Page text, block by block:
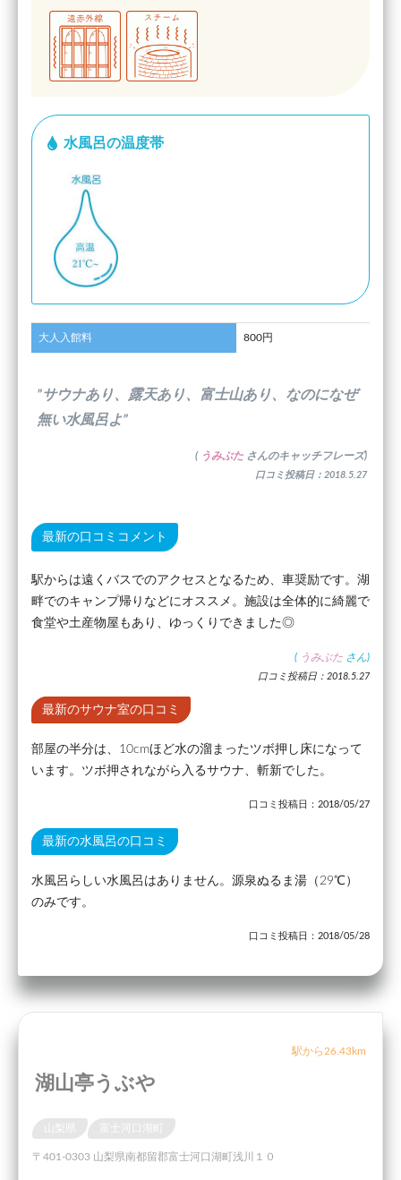
水風呂の温度帯
大人入館料 800円
”サウナあり、露天あり、富士山あり、なのになぜ
無い水風呂よ”
( うみぶた さんのキャッチフレーズ)
口コミ投稿日：2018.5.27
最新の口コミコメント
駅からは遠くバスでのアクセスとなるため、車奨励です。湖
畔でのキャンプ帰りなどにオススメ。施設は全体的に綺麗で
食堂や土産物屋もあり、ゆっくりできました◎
( うみぶた さん)
口コミ投稿日：2018.5.27
最新のサウナ室の口コミ
部屋の半分は、10cmほど水の溜まったツボ押し床になって
います。ツボ押されながら入るサウナ、斬新でした。
口コミ投稿日：2018/05/27
最新の水風呂の口コミ
水風呂らしい水風呂はありません。源泉ぬるま湯（29℃）
のみです。
口コミ投稿日：2018/05/28
駅から26.43km
湖山亭うぶや
山梨県
〒401-0303 山梨県南都留郡富士河口湖町浅川１０